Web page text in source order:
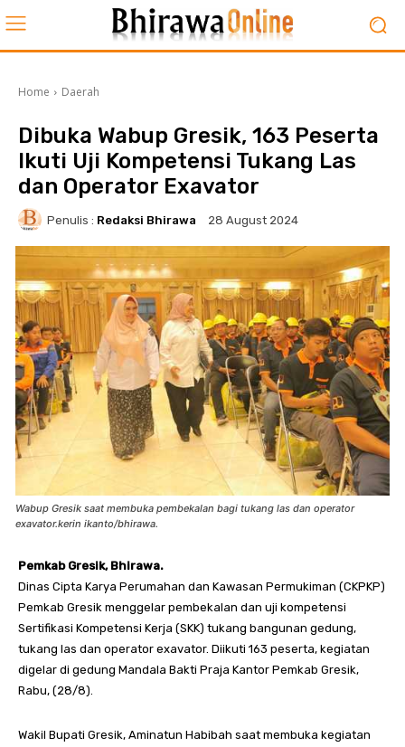
Home Daerah
Dibuka Wabup Gresik, 163 Peserta
Ikuti Uji Kompetensi Tukang Las
dan Operator Exavator
Penulis : Redaksi Bhirawa 28 August 2024
Wabup Gresik saat membuka pembekalan bagi tukang las dan operator
exavator.kerin ikanto/bhirawa.
Pemkab Gresik, Bhirawa.
Dinas Cipta Karya Perumahan dan Kawasan Permukiman (CKPKP)
Pemkab Gresik menggelar pembekalan dan uji kompetensi
Sertifikasi Kompetensi Kerja (SKK) tukang bangunan gedung,
tukang las dan operator exavator. Diikuti 163 peserta, kegiatan
digelar di gedung Mandala Bakti Praja Kantor Pemkab Gresik,
Rabu, (28/8).
Wakil Bupati Gresik, Aminatun Habibah saat membuka kegiatan